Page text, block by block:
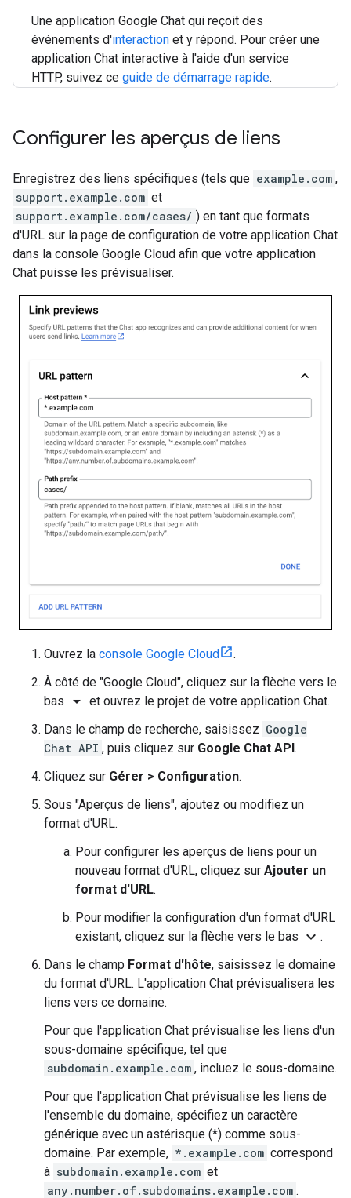
Une application Google Chat qui reçoit des
événements d'interaction et y répond. Pour créer une
application Chat interactive à l'aide d'un service
HTTP, suivez ce guide de démarrage rapide.
Configurer les aperçus de liens
Enregistrez des liens spécifiques (tels que example.com ,
support.example.com et
support.example.com/cases/ ) en tant que formats
d'URL sur la page de configuration de votre application Chat
dans la console Google Cloud afin que votre application
Chat puisse les prévisualiser.
Ouvrez la console Google Cloud
.
À côté de "Google Cloud", cliquez sur la flèche vers le
bas
arrow_drop_down et ouvrez le projet de votre application Chat.
Dans le champ de recherche, saisissez Google
Chat API , puis cliquez sur Google Chat API .
Cliquez sur Gérer > Configuration.
Sous "Aperçus de liens", ajoutez ou modifiez un
format d'URL.
Pour configurer les aperçus de liens pour un
nouveau format d'URL, cliquez sur Ajouter un
format d'URL.
Pour modifier la configuration d'un format d'URL
existant, cliquez sur la flèche vers le bas expand_more .
Dans le champ Format d'hôte, saisissez le domaine
du format d'URL. L'application Chat prévisualisera les
liens vers ce domaine.
Pour que l'application Chat prévisualise les liens d'un
sous-domaine spécifique, tel que
subdomain.example.com , incluez le sous-domaine.
Pour que l'application Chat prévisualise les liens de
l'ensemble du domaine, spécifiez un caractère
générique avec un astérisque (*) comme sous-
domaine. Par exemple, *.example.com correspond
à subdomain.example.com et
any.number.of.subdomains.example.com .